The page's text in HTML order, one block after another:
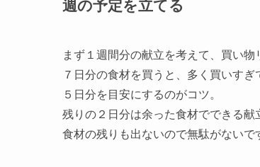
週の予定を立てる
まず１週間分の献立を考えて、買い物
７日分の食材を買うと、多く買いす
５日分を目安にするのがコツ。
残りの２日分は余った食材でできる献
食材の残りも出ないので無駄がないで